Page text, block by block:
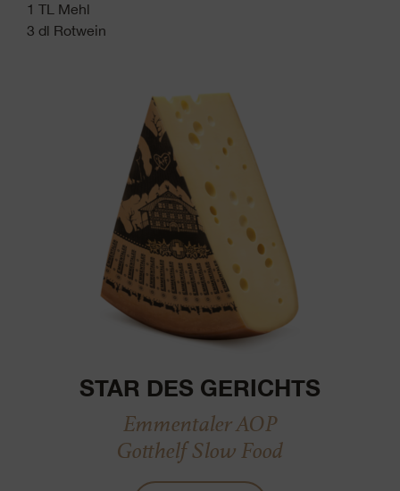
1 TL Mehl
3 dl Rotwein
STAR DES GERICHTS
Emmentaler AOP
Gotthelf Slow Food